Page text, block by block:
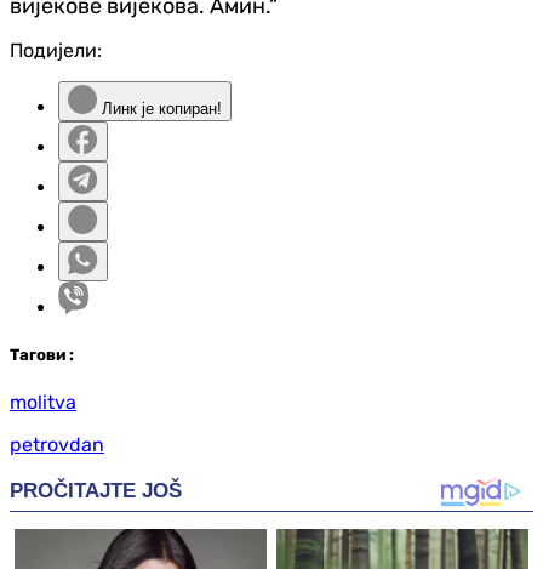
вијекове вијекова. Амин.“
Подијели:
Линк је копиран!
Тагови :
molitva
petrovdan